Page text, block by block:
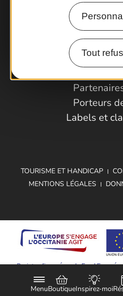
Tout
MenuBoutiqueInspirez-moi
Comment
Porteurs
Labels et
TOURISME ET HANDICAP
MENTIONS LÉGALES
Projet cofinancé par le Fond